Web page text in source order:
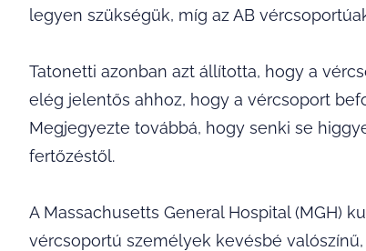
legyen szükségük, míg az AB
Tatonetti azonban azt állította, hogy a
elég jelentős ahhoz, hogy a vércsoport
Megjegyezte továbbá, hogy senki se
fertőzéstől.
A Massachusetts General Hospital (MGH)
vércsoportú személyek kevésbé